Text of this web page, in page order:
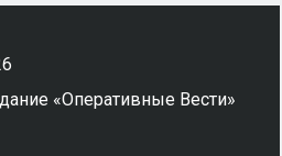
«Оперативные Вести»